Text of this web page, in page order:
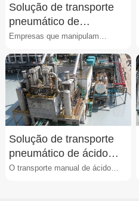
Solução de transporte
pneumático de
microsílica
Empresas que manipulam
frequentemente problemas como
entup···
Solução de transporte
pneumático de ácido
bórico
O transporte manual de ácido